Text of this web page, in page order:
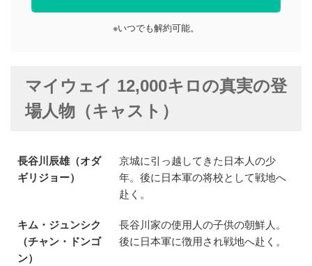
※いつでも解約可能。
マイウェイ 12,000キロの真実の登
場人物（キャスト）
長谷川辰雄（オダ
ギリジョー）
京城に引っ越してきた日本人の少
年。後に日本軍の将校として戦地へ
赴く。
キム・ジュンシク
（チャン・ドンゴ
ン）
長谷川家の使用人の子供の朝鮮人。
後に日本軍に徴用され戦地へ赴く。